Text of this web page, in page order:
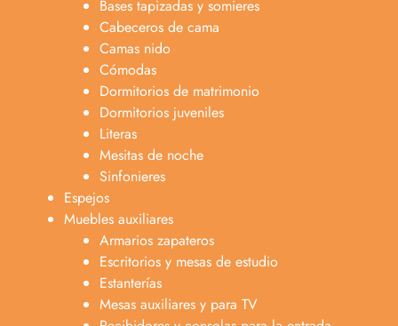
Bases tapizadas y somieres
Cabeceros de cama
Camas nido
Cómodas
Dormitorios de matrimonio
Dormitorios juveniles
Literas
Mesitas de noche
Sinfonieres
Espejos
Muebles auxiliares
Armarios zapateros
Escritorios y mesas de estudio
Estanterías
Mesas auxiliares y para TV